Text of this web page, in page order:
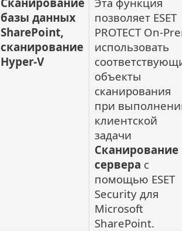
базы данных
SharePoint,
сканирование
Hyper-V
позволяет ESET
PROTECT On-
использовать
объекты
сканирования
при
клиентской
задачи
Сканирование
сервера с
помощью ESET
Security для
Microsoft
SharePoint.